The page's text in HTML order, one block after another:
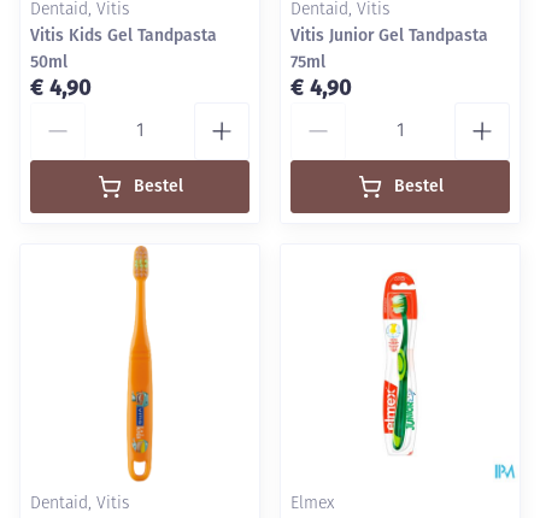
Dentaid, Vitis
Vitis Kids Gel Tandpasta
50ml
€ 4,90
Bestel
Dentaid, Vitis
Vitis Junior Gel Tandpasta
75ml
€ 4,90
Bestel
Dentaid, Vitis Elmex